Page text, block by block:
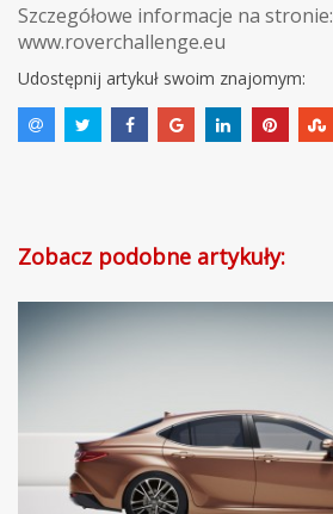
Szczegółowe informacje na stronie:
www.roverchallenge.eu
Udostępnij artykuł swoim znajomym:
Zobacz podobne artykuły: